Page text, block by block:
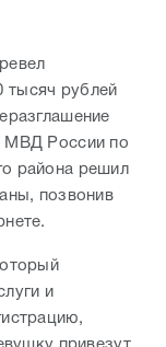
тысяч рублей
МВД России по
района решил
позвонив
и